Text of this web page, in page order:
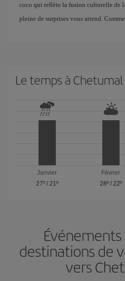
coco qui reflète la fusion culturelle de
pleine de surprises vous attend.
Le temps à Chetumal
Janvier
27º/ 21º
Février
28º/ 22º
Événements
destinations de
vers